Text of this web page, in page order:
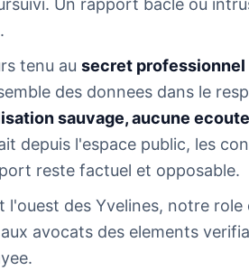
Un rapport bacle ou
tenu ausecret professionnel
des donnees dans le
sauvage, aucune
depuis l'espace public, les
reste factuel et opposable.
l'ouest des Yvelines, notre
avocats des elements